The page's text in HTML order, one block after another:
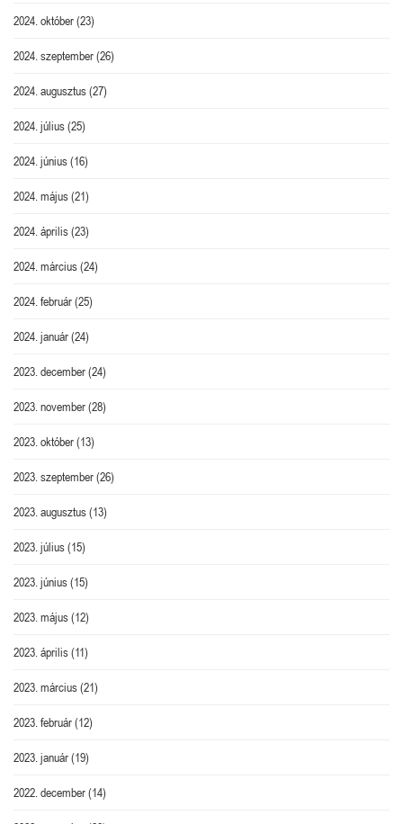
2024. október(23)
2024. szeptember(26)
2024. augusztus(27)
2024. július(25)
2024. június(16)
2024. május(21)
2024. április(23)
2024. március(24)
2024. február(25)
2024. január(24)
2023. december(24)
2023. november(28)
2023. október(13)
2023. szeptember(26)
2023. augusztus(13)
2023. július(15)
2023. június(15)
2023. május(12)
2023. április(11)
2023. március(21)
2023. február(12)
2023. január(19)
2022. december(14)